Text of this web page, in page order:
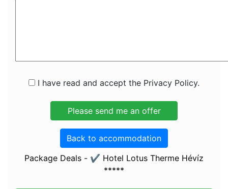
I have read and accept the Privacy Policy.
Back to accommodation
Package Deals - ✔️ Hotel Lotus Therme Hévíz
*****